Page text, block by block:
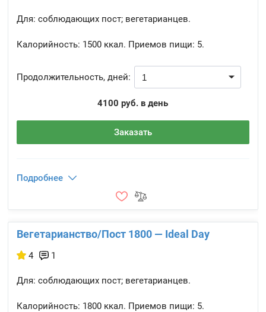
Для: соблюдающих пост; вегетарианцев.
Калорийность: 1500 ккал. Приемов пищи: 5.
Продолжительность, дней:
4100 руб. в день
Заказать
Подробнее
Вегетарианство/Пост 1800 — Ideal Day
4 1
Для: соблюдающих пост; вегетарианцев.
Калорийность: 1800 ккал. Приемов пищи: 5.